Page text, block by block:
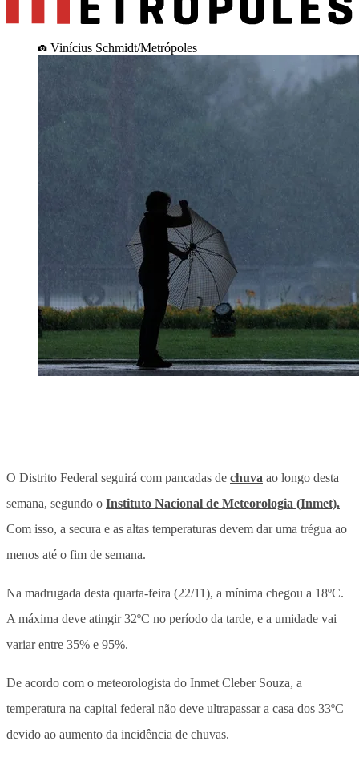
Vinícius Schmidt/Metrópoles
O Distrito Federal seguirá com pancadas de chuva ao longo desta
semana, segundo o Instituto Nacional de Meteorologia (Inmet).
Com isso, a secura e as altas temperaturas devem dar uma trégua ao
menos até o fim de semana.
Na madrugada desta quarta-feira (22/11), a mínima chegou a 18ºC.
A máxima deve atingir 32ºC no período da tarde, e a umidade vai
variar entre 35% e 95%.
De acordo com o meteorologista do Inmet Cleber Souza, a
temperatura na capital federal não deve ultrapassar a casa dos 33ºC
devido ao aumento da incidência de chuvas.